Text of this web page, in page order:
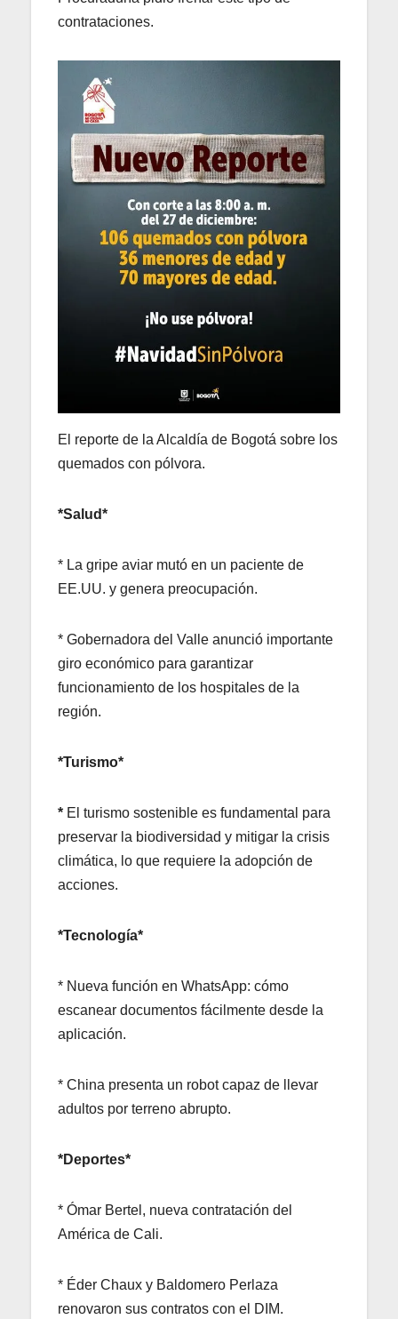
contrataciones.
El reporte de la Alcaldía de Bogotá sobre los
quemados con pólvora.
*Salud*
* La gripe aviar mutó en un paciente de
EE.UU. y genera preocupación.
* Gobernadora del Valle anunció importante
giro económico para garantizar
funcionamiento de los hospitales de la
región.
*Turismo*
* El turismo sostenible es fundamental para
preservar la biodiversidad y mitigar la crisis
climática, lo que requiere la adopción de
acciones.
*Tecnología*
* Nueva función en WhatsApp: cómo
escanear documentos fácilmente desde la
aplicación.
* China presenta un robot capaz de llevar
adultos por terreno abrupto.
*Deportes*
* Ómar Bertel, nueva contratación del
América de Cali.
* Éder Chaux y Baldomero Perlaza
renovaron sus contratos con el DIM.